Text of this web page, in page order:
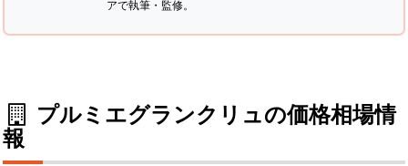
アで執筆・監修。
プルミエグランクリュの価格相場情
報